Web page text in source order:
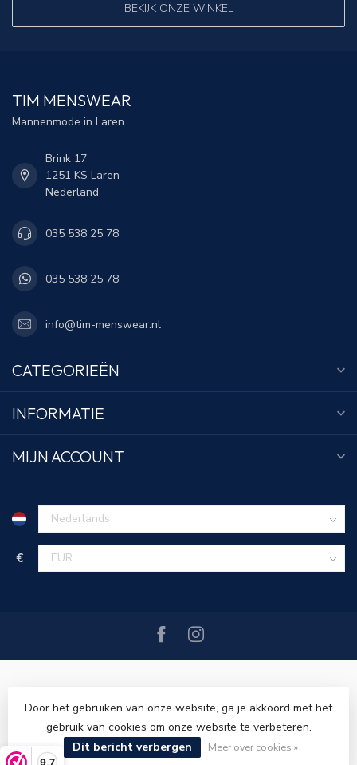
9,7
BEKIJK ONZE WINKEL
TIM MENSWEAR
Mannenmode in Laren
Brink 17
1251 KS Laren
Nederland
035 538 25 78
035 538 25 78
info@tim-menswear.nl
CATEGORIEËN
INFORMATIE
MIJN ACCOUNT
€
© Copyright 2026 Tim Menswear - Powered byLightspeed
Lightspeed designby Dyvelopment
Door het gebruiken van onze website, ga je akkoord met het
gebruik van cookies om onze website te verbeteren.
Dit bericht verbergen
Meer over cookies »